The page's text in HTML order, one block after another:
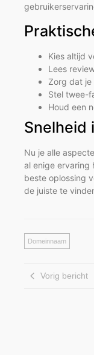
Kies altijd
Lees
Zorg dat
Stel twee-
Houd een
Snelheid
Nu je alle
al enige ervaring
beste oplossing
de juiste te
Domeinnaam
Vorig bericht